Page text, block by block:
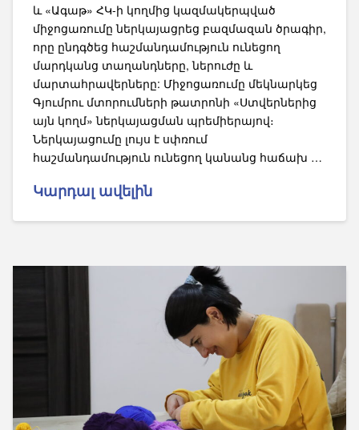
և «Ագաթ» ՀԿ-ի կողմից կազմակերպված
միջոցառումը ներկայացրեց բազմազան ծրագիր,
որը ընդգծեց հաշմանդամություն ունեցող
մարդկանց տաղանդները, ներուժը և
մարտահրավերները: Միջոցառումը մեկնարկեց
Գյումրու մտորումների թատրոնի «Ստվերներից
այն կողմ» ներկայացման պրեմիերայով։
Ներկայացումը լույս է սփռում
հաշմանդամություն ունեցող կանանց հաճախ …
Կարդալ ավելին